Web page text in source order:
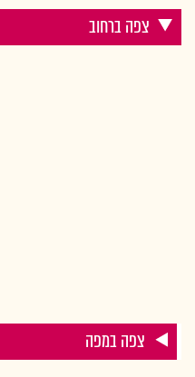
צפה ברחוב
צפה במפה